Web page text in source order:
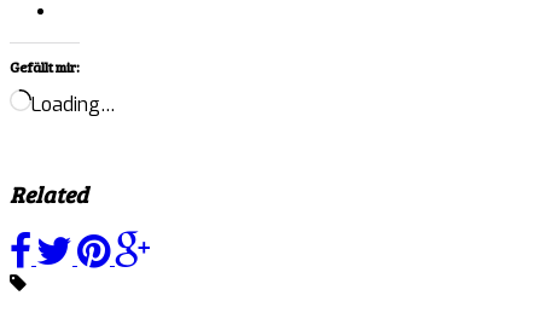
Gefällt mir:
Loading…
Related